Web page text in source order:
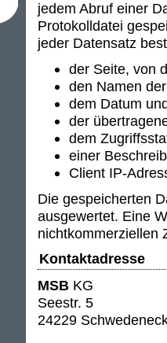
jedem Abruf einer
Protokolldatei
jeder Datensatz
der Seite, von
den Namen
dem Datum
der
dem
einer
Client IP-
Die gespeicherten
ausgewertet. Eine
nichtkommerziellen
Kontaktadresse
MSB KG
Seestr. 5
24229